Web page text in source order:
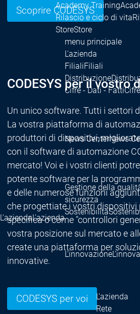
Academy Training
Rilascio e ciclo di vita
StoreStore
L'aziendaL'azienda
menu principale
L'azienda
FilialiFiliali
Distribuzione
Cifre - Dati - Fatti
News CenterNews
Gestione della
sicurezza
Sostenibilità
L'innovazione
L'azienda
Rete
Scoprire CODESYS
CODESYS per il vostro
Un unico software. Tutti i settori
La vostra piattaforma di
produttori di dispositivi,
con il software di automazione
mercato! Voi e i vostri clienti
potente software per la
e delle numerose funzioni
che progettiate i vostri dispositivi
specifica o come "controllori
vostra posizione sul mercato e
create una piattaforma per
innovative.
CODESYS per voi